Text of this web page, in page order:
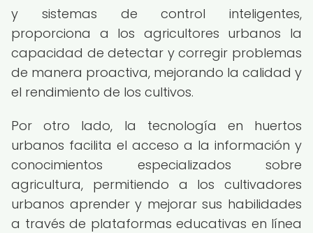
y sistemas de control inteligentes,
proporciona a los agricultores urbanos la
capacidad de detectar y corregir problemas
de manera proactiva, mejorando la calidad y
el rendimiento de los cultivos.
Por otro lado, la tecnología en huertos
urbanos facilita el acceso a la información y
conocimientos especializados sobre
agricultura, permitiendo a los cultivadores
urbanos aprender y mejorar sus habilidades
a través de plataformas educativas en línea